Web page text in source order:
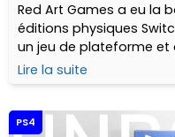
Red Art Games a eu la
éditions physiques
un jeu de plateforme et
façon pixel art, créé par
Dead Cells. Rien que ça !
Lire la suite
PS4